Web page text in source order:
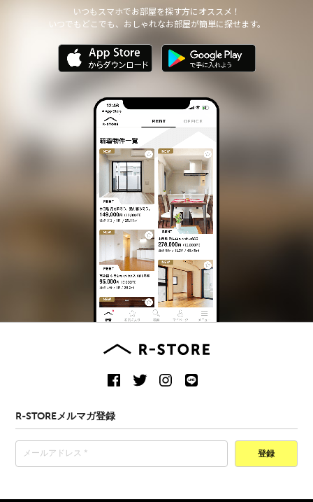
いつもスマホでお部屋を探す方にオススメ！
いつでもどこでも、おしゃれなお部屋が簡単に探せます。
R-STOREメルマガ登録
登録